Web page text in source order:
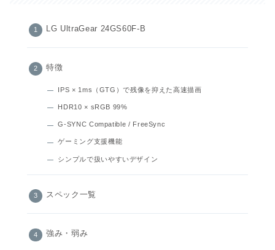
LG UltraGear 24GS60F-B
特徴
IPS × 1ms（GTG）で残像を抑えた高速描画
HDR10 × sRGB 99%
G‑SYNC Compatible / FreeSync
ゲーミング支援機能
シンプルで扱いやすいデザイン
スペック一覧
強み・弱み